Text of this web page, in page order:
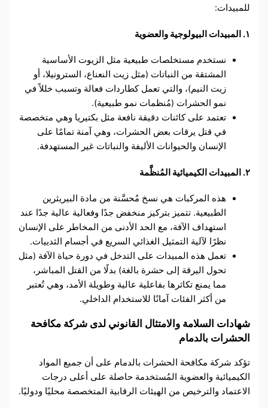
للمبيدات:
١. المبيدات البيولوجية والعضوية
نستخدم مستخلصات طبيعية مثل الزيوت الأساسية
المشتقة من النباتات (مثل زيت النعناع، السترونيلا، أو
زيت النيم)، والتي تعمل كطاردات فعالة وتسبب خللاً في
نمو الحشرات (مُنظمات نمو طبيعية).
تعتمد على كائنات دقيقة نافعة مثل بكتيريا وهي متخصصة
في قتل يرقات بعض الحشرات، وهي آمنة تمامًا على
الإنسان والحيوانات الأليفة والنباتات غير المستهدفة.
٢. المبيدات الكيميائية المُنظَّمة
هذه المركبات هي نسخ مُحسَّنة من مادة البيريثرين
الطبيعية. تتميز بتركيز منخفض جدًا وفعالية عالية جدًا عند
استهداف الآفة، مع الحد الأدنى من المخاطر على الإنسان
نظرًا لآلية التمثيل الغذائي السريع في أجسام الثدييات.
تعمل هذه المبيدات على التدخل في دورة حياة الآفة (مثل
تحول اليرقة إلى حشرة بالغة) بدلًا من القتل المباشر،
مما يمنع تكاثرها بفاعلية عالية وطويلة الأمد، وهي تُعتبر
من أكثر الفئات آمانًا للاستخدام الداخلي.
شهادات السلامة والامتثال القانوني لدى شركة مكافحة
الحشرات بالدمام
تؤكد شركة مكافحة الحشرات بالدمام على أن جميع المواد
الكيميائية والعضوية المُستخدمة حاصلة على أعلى درجات
الاعتماد والترخيص من الهيئات الرقابية المتخصصة محليًا ودوليًا.